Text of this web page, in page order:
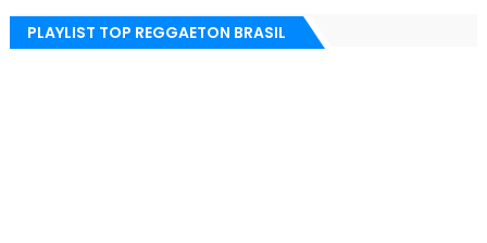
PLAYLIST TOP REGGAETON BRASIL